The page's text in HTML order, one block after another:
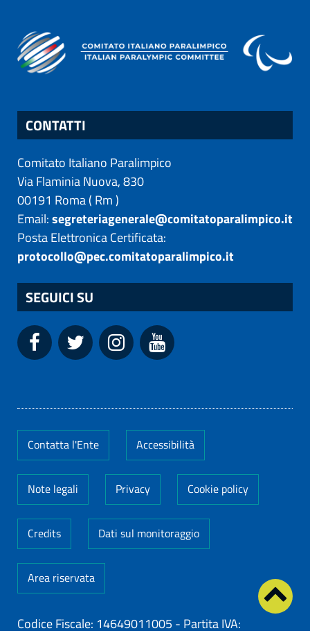
CONTATTI
Comitato Italiano Paralimpico
Via Flaminia Nuova, 830
00191 Roma( Rm)
Email:segreteriagenerale@comitatoparalimpico.it
Posta Elettronica Certificata:
protocollo@pec.comitatoparalimpico.it
SEGUICI SU
Contatta l'Ente Accessibilità
Note legali Privacy Cookie policy
Credits Dati sul monitoraggio
Area riservata
Codice Fiscale: 14649011005 - Partita IVA: